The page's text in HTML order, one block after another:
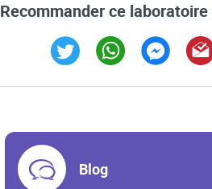
Recommander ce
Blog